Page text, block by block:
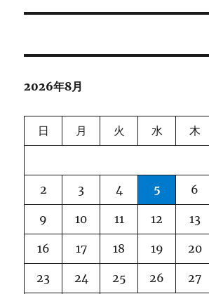
ビ
ョ
2026年8月
日 月 火 水 木
2 3 4 5 6
9 10 11 12 13
16 17 18 19 20
23 24 25 26 27